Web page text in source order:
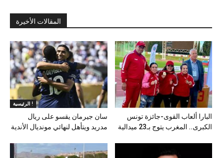
المقالات الأخيرة
الرئيسية !
سان جيرمان يقسو على ريال
مدريد ويتأهل لنهائي مونديال الأندية
البارا ألعاب القوى-جائزة تونس
الكبرى.. المغرب يتوج بـ23 ميدالية